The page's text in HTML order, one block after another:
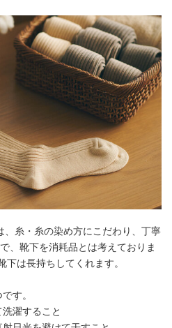
糸・糸の染め方にこだわり、丁寧
、靴下を消耗品とは考えておりま
は長持ちしてくれます。
す。
濯すること